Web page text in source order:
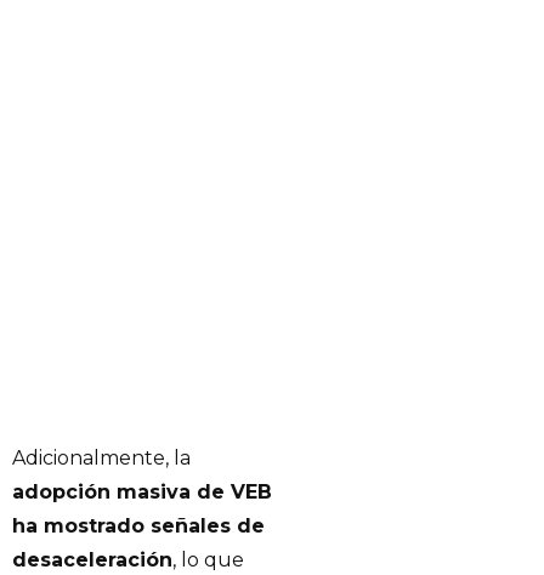
Adicionalmente, la
adopción masiva de VEB
ha mostrado señales de
desaceleración, lo que